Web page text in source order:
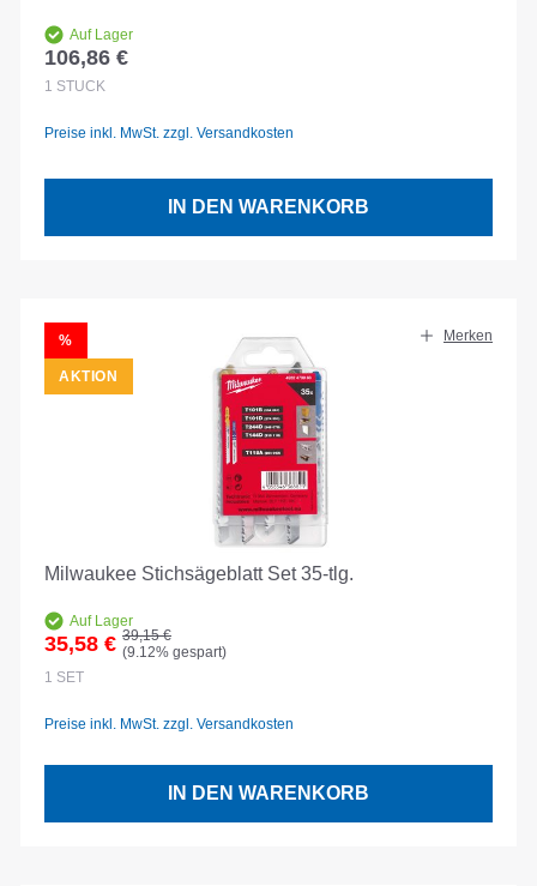
Auf Lager
Regulärer Preis:
106,86 €
1 STÜCK
Preise inkl. MwSt. zzgl. Versandkosten
IN DEN WARENKORB
RABATT
%
AKTION
Merken
Milwaukee Stichsägeblatt Set 35-tlg.
Auf Lager
Verkaufspreis:
35,58 € Regulärer Preis:
39,15 €
(9.12% gespart)
1 SET
Preise inkl. MwSt. zzgl. Versandkosten
IN DEN WARENKORB